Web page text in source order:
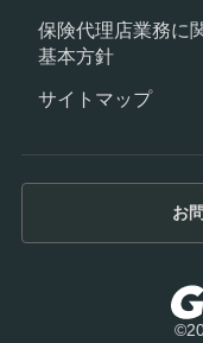
お
保険代理店業務に
基本方針
サイトマップ